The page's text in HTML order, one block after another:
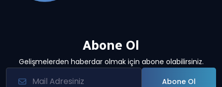
Abone Ol
Gelişmelerden haberdar olmak için abone olabilirsiniz.
Abone Ol